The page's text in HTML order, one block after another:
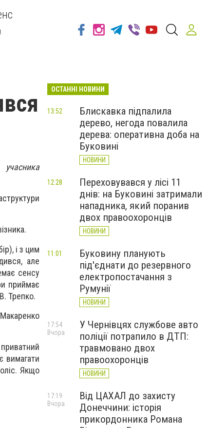
і з цим
але
сенсу
приймає
Трепко.
вимагати
Якщо
ОСТАННІ НОВИНИ
Блискавка підпалила
дерево, негода повалила
дерева: оперативна доба на
Буковині
НОВИНИ
13:52
Переховувався у лісі 11
днів: на Буковині затримали
нападника, який поранив
двох правоохоронців
НОВИНИ
12:28
Буковину планують
під'єднати до резервного
електропостачання з
Румунії
НОВИНИ
11:01
У Чернівцях службове авто
поліції потрапило в ДТП:
травмовано двох
правоохоронців
НОВИНИ
17:54
Вчора
Від ЦАХАЛ до захисту
Донеччини: історія
прикордонника Романа
17:19
Вчора